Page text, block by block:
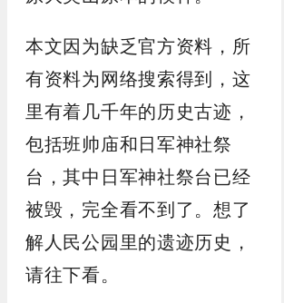
本文因为缺乏官方资料，所
有资料为网络搜索得到，这
里有着几千年的历史古迹，
包括班帅庙和日军神社祭
台，其中日军神社祭台已经
被毁，完全看不到了。想了
解人民公园里的遗迹历史，
请往下看。